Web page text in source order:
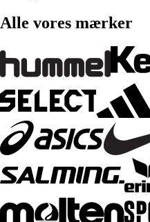
Alle vores mærker